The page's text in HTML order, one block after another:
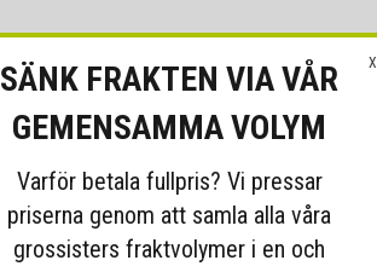
X
SÄNK FRAKTEN VIA VÅR
GEMENSAMMA VOLYM
Varför betala fullpris? Vi pressar
priserna genom att samla alla våra
grossisters fraktvolymer i en och